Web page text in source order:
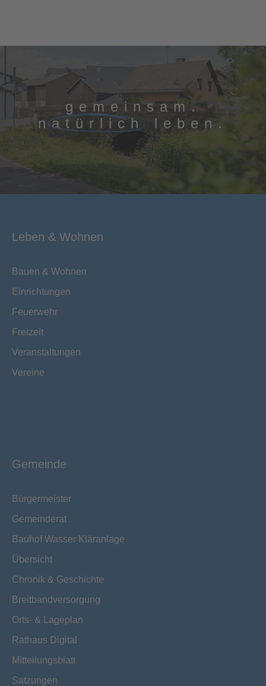
gemeinsam.
natürlich leben.
Leben & Wohnen
Bauen & Wohnen
Einrichtungen
Feuerwehr
Freizeit
Veranstaltungen
Vereine
Gemeinde
Bürgermeister
Gemeinderat
Bauhof Wasser Kläranlage
Übersicht
Chronik & Geschichte
Breitbandversorgung
Orts- & Lageplan
Rathaus Digital
Mitteilungsblatt
Satzungen